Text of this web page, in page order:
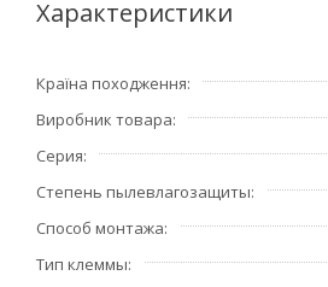
• Материал: ударопрочный
Характеристики
Країна походження
Виробник товара
Серия
Степень пылевлагозащиты
Способ монтажа
Тип клеммы